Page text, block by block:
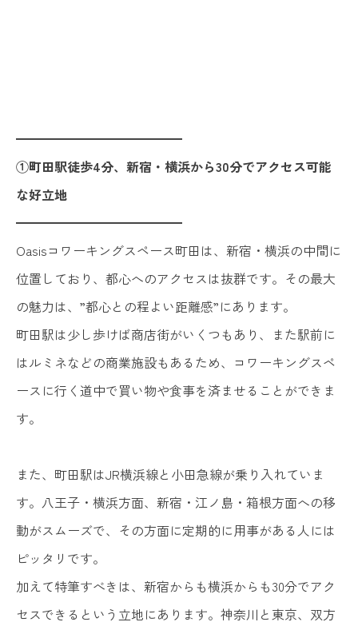
━━━━━━━━━━━━━
①町田駅徒歩4分、新宿・横浜から30分でアクセス可能
な好立地
━━━━━━━━━━━━━
Oasisコワーキングスペース町田は、新宿・横浜の中間に
位置しており、都心へのアクセスは抜群です。その最大
の魅力は、”都心との程よい距離感”にあります。
町田駅は少し歩けば商店街がいくつもあり、また駅前に
はルミネなどの商業施設もあるため、コワーキングスペ
ースに行く道中で買い物や食事を済ませることができま
す。
また、町田駅はJR横浜線と小田急線が乗り入れていま
す。八王子・横浜方面、新宿・江ノ島・箱根方面への移
動がスムーズで、その方面に定期的に用事がある人には
ピッタリです。
加えて特筆すべきは、新宿からも横浜からも30分でアク
セスできるという立地にあります。神奈川と東京、双方